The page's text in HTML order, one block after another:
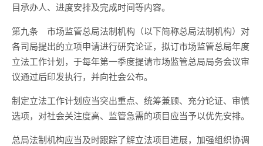
目承办人、进度安排及完成时间等内容。
第九条 市场监管总局法制机构（以下简称总局法制机构）对
各司局提出的立项申请进行研究论证，拟订市场监管总局年度
立法工作计划，于每年第一季度提请市场监管总局局务会议审
议通过后印发执行，并向社会公布。
制定立法工作计划应当突出重点、统筹兼顾、充分论证、审慎
选项，对社会关注度高、监管急需的项目应当予以优先安排。
总局法制机构应当及时跟踪了解立法项目进展，加强组织协调